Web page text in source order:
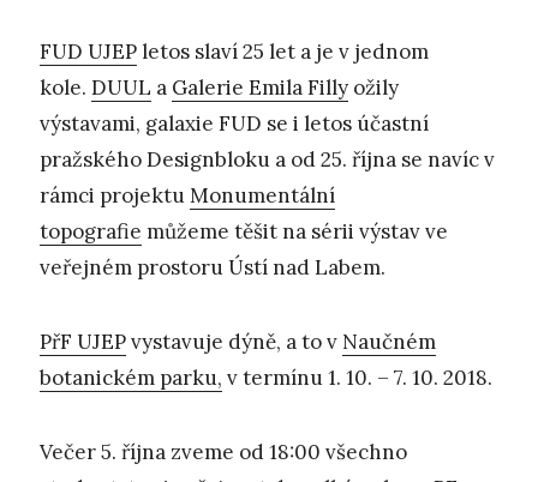
FUD UJEPletos slaví 25 let a je v jednom
kole. DUUL a Galerie Emila Filly ožily
výstavami, galaxie FUD se i letos účastní
pražského Designbloku a od 25. října se navíc v
rámci projektuMonumentální
topografie můžeme těšit na sérii výstav ve
veřejném prostoru Ústí nad Labem.
PřF UJEPvystavuje dýně, a to v Naučném
botanickém parku, v termínu 1. 10. – 7. 10. 2018.
Večer 5. října zveme od 18:00 všechno